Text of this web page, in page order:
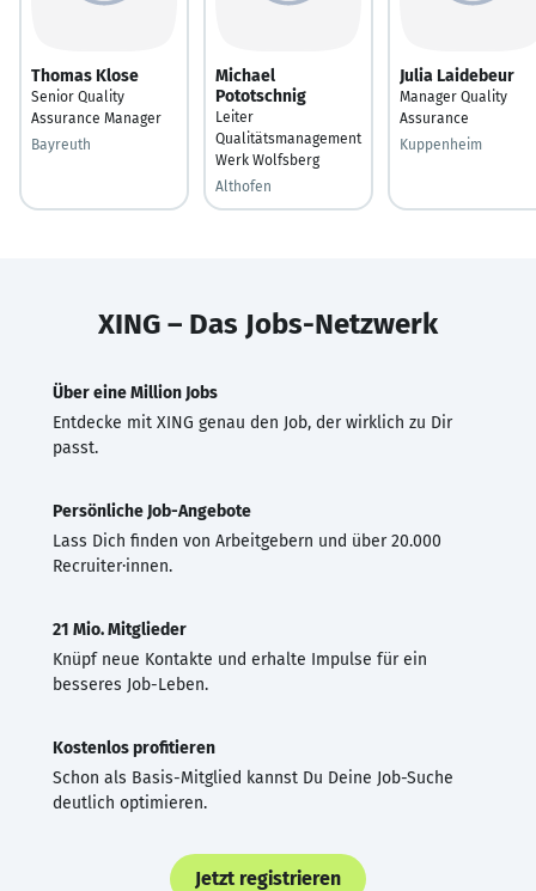
Thomas Klose
Senior Quality
Assurance Manager
Bayreuth
Michael
Pototschnig
Leiter
Qualitätsmanagement
Werk Wolfsberg
Althofen
Julia Laidebeur
Manager Quality
Assurance
Kuppenheim
XING – Das Jobs-Netzwerk
Über eine Million Jobs
Entdecke mit XING genau den Job, der wirklich zu Dir
passt.
Persönliche Job-Angebote
Lass Dich finden von Arbeitgebern und über 20.000
Recruiter·innen.
21 Mio. Mitglieder
Knüpf neue Kontakte und erhalte Impulse für ein
besseres Job-Leben.
Kostenlos profitieren
Schon als Basis-Mitglied kannst Du Deine Job-Suche
deutlich optimieren.
Jetzt registrieren